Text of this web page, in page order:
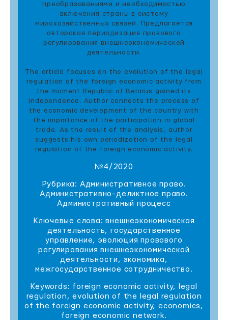
преобразованиями и необходимостью
включения страны в систему
мирохозяйственных связей. Предлагается
авторская периодизация правового
регулирования внешнеэкономической
деятельности.
The article focuses on the evolution of the legal
regulation of the foreign economic activity from
the moment Republic of Belarus gained its
independence. Author connects the process of
the economic development of the country with
the importance of the participation in global
trade. As the result of the analysis, author
suggests his own periodization of the legal
regulation of the foreign economic activity.
№4/2020
Рубрика: Административное право.
Административно-деликтное право.
Административный процесс
Ключевые слова: внешнеэкономическая
деятельность, государственное
управление, эволюция правового
регулирования внешнеэкономической
деятельности, экономика,
межгосударственное сотрудничество.
Keywords: foreign economic activity, legal
regulation, evolution of the legal regulation
of the foreign economic activity, economics,
foreign economic network.